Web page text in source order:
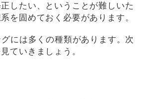
したい、ということが難しいた
を固めておく必要があります。
には多くの種類があります。次
ていきましょう。